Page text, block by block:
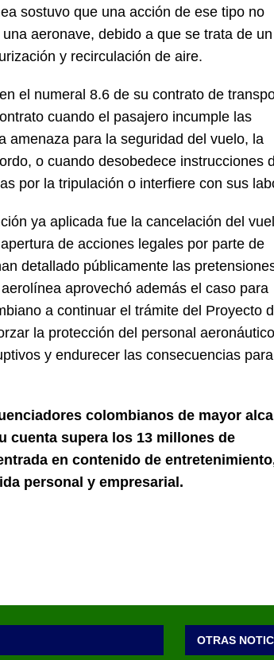
sostuvo que una acción de ese tipo no
aeronave, debido a que se trata de un
y recirculación de aire.
el numeral 8.6 de su contrato de
cuando el pasajero incumple las
amenaza para la seguridad del vuelo, la
o cuando desobedece instrucciones
por la tripulación o interfiere con sus
ya aplicada fue la cancelación del
de acciones legales por parte de
detallado públicamente las
aprovechó además el caso para
a continuar el trámite del Proyecto
la protección del personal aeronáutico
y endurecer las consecuencias para
colombianos de mayor
cuenta supera los 13 millones de
en contenido de
personal y empresarial.
OTRAS